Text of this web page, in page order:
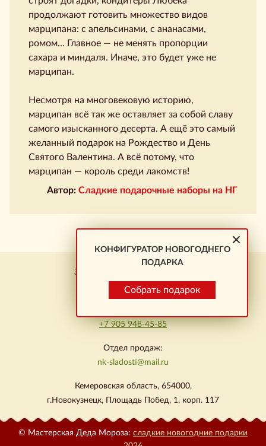
продолжают готовить множество видов
марципана: с апельсинами, с ананасами,
ромом… Главное — не менять пропорции
сахара и миндаля. Иначе, это будет уже не
марципан.
Несмотря на многовековую историю,
марципан всё так же оставляет за собой славу
самого изысканного десерта. А ещё это самый
желанный подарок на Рождество и День
Святого Валентина. А всё потому, что
марципан — король среди лакомств!
Автор: Сладкие подарочные наборы на НГ
КОНФИГУРАТОР НОВОГОДНЕГО
ПОДАРКА
Собрать подарок
Заказ подарков \ Новокузнецк
+7 923 464-01-23
+7 905 948-45-85
Отдел продаж:
nk-sladosti@mail.ru
Кемеровская область, 654000,
г.Новокузнецк, Площадь Побед, 1, корп. 117
© Мастерская Деда Мороза: сладкие новогодние подарки